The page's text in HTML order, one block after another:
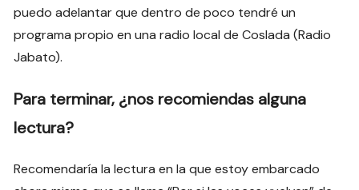
puedo adelantar que dentro de poco tendré un
programa propio en una radio local de Coslada (Radio
Jabato).
Para terminar, ¿nos recomiendas alguna
lectura?
Recomendaría la lectura en la que estoy embarcado